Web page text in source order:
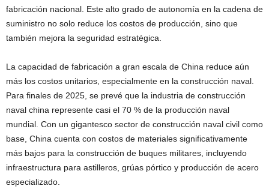
fabricación nacional. Este alto grado de autonomía en la cadena de
suministro no solo reduce los costos de producción, sino que
también mejora la seguridad estratégica.
La capacidad de fabricación a gran escala de China reduce aún
más los costos unitarios, especialmente en la construcción naval.
Para finales de 2025, se prevé que la industria de construcción
naval china represente casi el 70 % de la producción naval
mundial. Con un gigantesco sector de construcción naval civil como
base, China cuenta con costos de materiales significativamente
más bajos para la construcción de buques militares, incluyendo
infraestructura para astilleros, grúas pórtico y producción de acero
especializado.